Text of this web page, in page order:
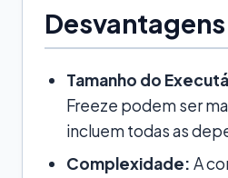
Tamanho do
Freeze podem ser
incluem todas as
Complexidade: A